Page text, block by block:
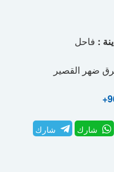
: فاحل
ضهر القصير
شارك شارك